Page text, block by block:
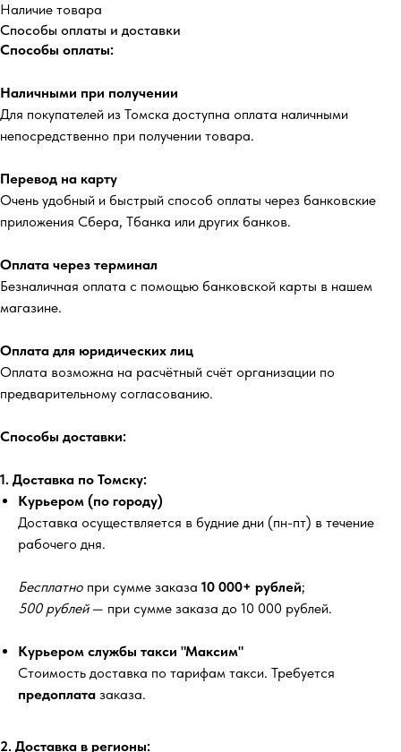
Наличие товара
Способы оплаты и доставки
Способы оплаты:
Наличными при получении
Для покупателей из Томска доступна оплата наличными
непосредственно при получении товара.
Перевод на карту
Очень удобный и быстрый способ оплаты через банковские
приложения Сбера, Тбанка или других банков.
Оплата через терминал
Безналичная оплата с помощью банковской карты в нашем
магазине.
Оплата для юридических лиц
Оплата возможна на расчётный счёт организации по
предварительному согласованию.
Способы доставки:
1. Доставка по Томску:
Курьером (по городу)
Доставка осуществляется в будние дни (пн-пт) в течение
рабочего дня.
Бесплатно при сумме заказа 10 000+ рублей;
500 рублей— при сумме заказа до 10 000 рублей.
Курьером службы такси "Максим"
Стоимость доставка по тарифам такси. Требуется
предоплата заказа.
2. Доставка в регионы: